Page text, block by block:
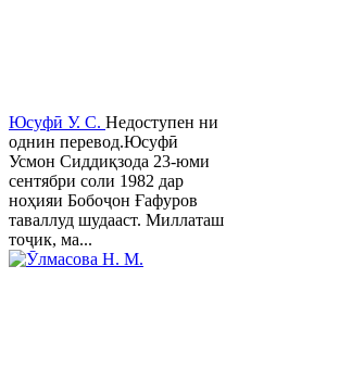
Юсуфӣ У. C. Недоступен ни
однин перевод.Юсуфӣ
Усмон Сиддиқзода 23-юми
сентябри соли 1982 дар
ноҳияи Бобоҷон Ғафуров
таваллуд шудааст. Миллаташ
тоҷик, ма...